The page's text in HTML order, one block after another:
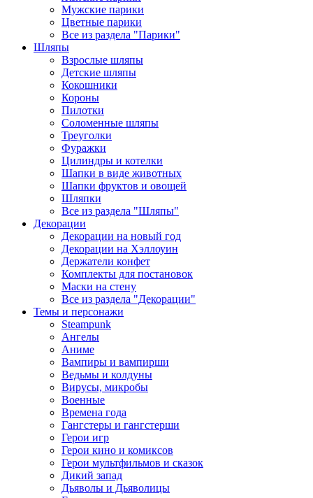
Мужские парики
Цветные парики
Все из раздела "Парики"
Шляпы
Взрослые шляпы
Детские шляпы
Кокошники
Короны
Пилотки
Соломенные шляпы
Треуголки
Фуражки
Цилиндры и котелки
Шапки в виде животных
Шапки фруктов и овощей
Шляпки
Все из раздела "Шляпы"
Декорации
Декорации на новый год
Декорации на Хэллоуин
Держатели конфет
Комплекты для постановок
Маски на стену
Все из раздела "Декорации"
Темы и персонажи
Steampunk
Ангелы
Аниме
Вампиры и вампирши
Ведьмы и колдуны
Вирусы, микробы
Военные
Времена года
Гангстеры и гангстерши
Герои игр
Герои кино и комиксов
Герои мультфильмов и сказок
Дикий запад
Дьяволы и Дьяволицы